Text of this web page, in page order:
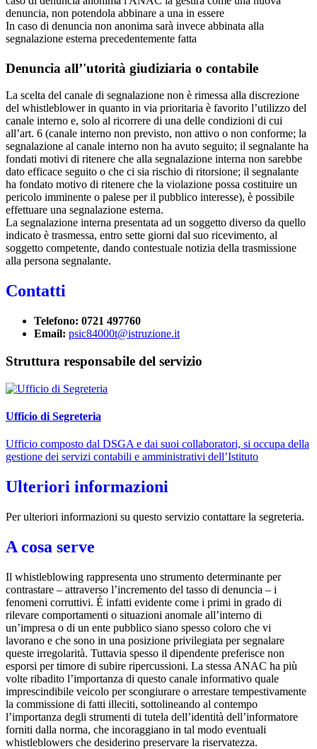
denuncia, non potendola abbinare a una in essere
In caso di denuncia non anonima sarà invece abbinata alla
segnalazione esterna precedentemente fatta
Denuncia all’'utorità giudiziaria o contabile
La scelta del canale di segnalazione non è rimessa alla discrezione
del whistleblower in quanto in via prioritaria è favorito l’utilizzo del
canale interno e, solo al ricorrere di una delle condizioni di cui
all’art. 6 (canale interno non previsto, non attivo o non conforme; la
segnalazione al canale interno non ha avuto seguito; il segnalante ha
fondati motivi di ritenere che alla segnalazione interna non sarebbe
dato efficace seguito o che ci sia rischio di ritorsione; il segnalante
ha fondato motivo di ritenere che la violazione possa costituire un
pericolo imminente o palese per il pubblico interesse), è possibile
effettuare una segnalazione esterna.
La segnalazione interna presentata ad un soggetto diverso da quello
indicato è trasmessa, entro sette giorni dal suo ricevimento, al
soggetto competente, dando contestuale notizia della trasmissione
alla persona segnalante.
Contatti
Telefono: 0721 497760
Email: psic84000t@istruzione.it
Struttura responsabile del servizio
Ufficio di Segreteria
Ufficio composto dal DSGA e dai suoi collaboratori, si occupa della
gestione dei servizi contabili e amministrativi dell’Istituto
Ulteriori informazioni
Per ulteriori informazioni su questo servizio contattare la segreteria.
A cosa serve
Il whistleblowing rappresenta uno strumento determinante per
contrastare – attraverso l’incremento del tasso di denuncia – i
fenomeni corruttivi. É infatti evidente come i primi in grado di
rilevare comportamenti o situazioni anomale all’interno di
un’impresa o di un ente pubblico siano spesso coloro che vi
lavorano e che sono in una posizione privilegiata per segnalare
queste irregolarità. Tuttavia spesso il dipendente preferisce non
esporsi per timore di subire ripercussioni. La stessa ANAC ha più
volte ribadito l’importanza di questo canale informativo quale
imprescindibile veicolo per scongiurare o arrestare tempestivamente
la commissione di fatti illeciti, sottolineando al contempo
l’importanza degli strumenti di tutela dell’identità dell’informatore
forniti dalla norma, che incoraggiano in tal modo eventuali
whistleblowers che desiderino preservare la riservatezza.